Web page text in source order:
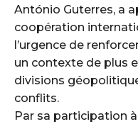
António Guterres, a
coopération
l’urgence de
un contexte de plus
divisions
conflits.
Par sa participation